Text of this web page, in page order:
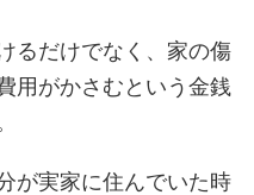
るだけでなく、家の傷
用がかさむという金銭
が実家に住んでいた時